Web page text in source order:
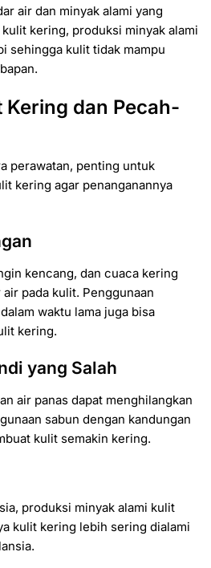
air dan minyak alami yang
kering, produksi minyak alami
sehingga kulit tidak mampu
Kering dan Pecah-
perawatan, penting untuk
kering agar penanganannya
kencang, dan cuaca kering
pada kulit. Penggunaan
waktu lama juga bisa
kering.
yang Salah
air panas dapat menghilangkan
sabun dengan kandungan
kulit semakin kering.
produksi minyak alami kulit
kulit kering lebih sering dialami